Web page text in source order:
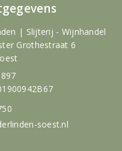
| Slijterij - Wijnhandel
Grothestraat 6
soest.nl